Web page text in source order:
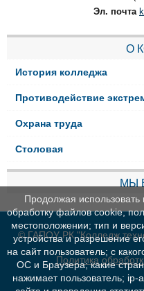
Эл. почта
О
История колледжа
Противодействие
Охрана труда
Столовая
МЫ
© ГАПОУ РК "Колледж
Политика
Продолжая использовать
обработку файлов cookie,
местоположении; тип и
устройства и разрешение
на сайт пользователь; с
ОС и Браузера; какие
нажимает пользователь;